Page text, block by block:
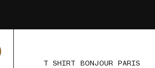
T SHIRT BONJOUR PARIS